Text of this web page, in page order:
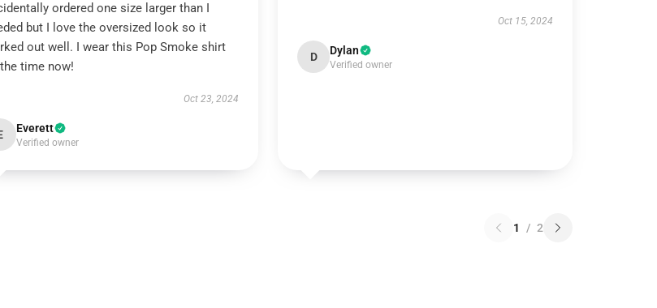
ordered one size larger than I
but I love the oversized look so it
out well. I wear this Pop Smoke shirt
time now!
Oct 23, 2024
Everett
Verified owner
Oct 15, 2024
D Dylan
Verified owner
1 / 2